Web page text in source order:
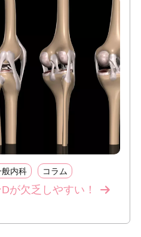
般内科 コラム
が欠乏しやすい！